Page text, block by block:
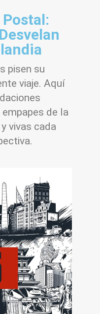
pisen su
viaje. Aquí
de la
vivas cada